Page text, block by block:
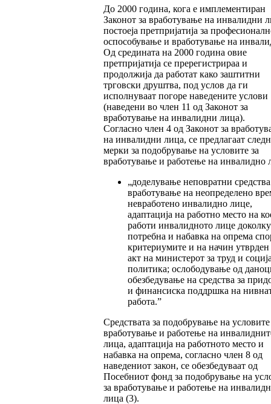
До 2000 година, кога е имплементиран
Законот за вработување на инвалидни
постоеја претпријатија за
оспособување и вработување на
Од средината на 2000 година овие
претпријатија се пререгистрираа и
продолжија да работат како заштитни
трговски друштва, под услов да ги
исполнуваат погоре наведените услови
(наведени во член 11 од Законот за
вработување на инвалидни лица).
Согласно член 4 од Законот за
на инвалидни лица, се предлагаат
мерки за подобрување на условите за
вработување и работење на инвалидно
„доделување неповратни средства
вработување на неопределено
невработено инвалидно лице,
адаптација на работно место на
работи инвалидното лице доколку
потребна и набавка на опрема
критериумите и на начин утврден
акт на министерот за труд и
политика; ослободување од
обезбедување на средства за
и финансиска поддршка на
работа.”
Средствата за подобрување на условите
вработување и работење на
лица, адаптација на работното место и
набавка на опрема, согласно член 8 од
наведениот закон, се обезбедуваат од
Посебниот фонд за подобрување на
за вработување и работење на
лица (3).